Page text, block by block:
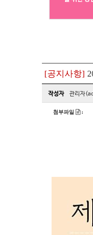
[공지사항]
작성자 관리자
첨부파일 :